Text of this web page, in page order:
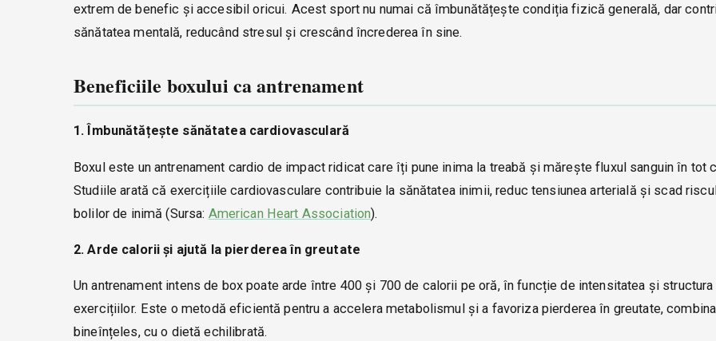
extrem de benefic și accesibil oricui. Acest sport nu numai că îmbunătățește condiția fizică generală, dar
sănătatea mentală, reducând stresul și crescând încrederea în sine.
Beneficiile boxului ca antrenament
1. Îmbunătățește sănătatea cardiovasculară
Boxul este un antrenament cardio de impact ridicat care îți pune inima la treabă și mărește fluxul sanguin în tot
Studiile arată că exercițiile cardiovasculare contribuie la sănătatea inimii, reduc tensiunea arterială și scad
bolilor de inimă (Sursa: American Heart Association).
2. Arde calorii și ajută la pierderea în greutate
Un antrenament intens de box poate arde între 400 și 700 de calorii pe oră, în funcție de intensitatea și structura
exercițiilor. Este o metodă eficientă pentru a accelera metabolismul și a favoriza pierderea în greutate,
bineînțeles, cu o dietă echilibrată.